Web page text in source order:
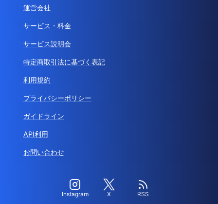
運営会社
サービス・料金
サービス説明会
特定商取引法に基づく表記
利用規約
プライバシーポリシー
ガイドライン
API利用
お問い合わせ
Instagram X RSS